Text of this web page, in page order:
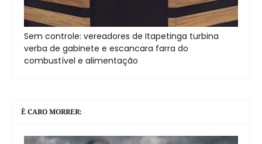
Sem controle: vereadores de Itapetinga turbina
verba de gabinete e escancara farra do
combustível e alimentação
È CARO MORRER: